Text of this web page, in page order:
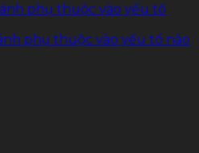
phụ thuộc vào yếu tố
phụ thuộc vào yếu tố nào